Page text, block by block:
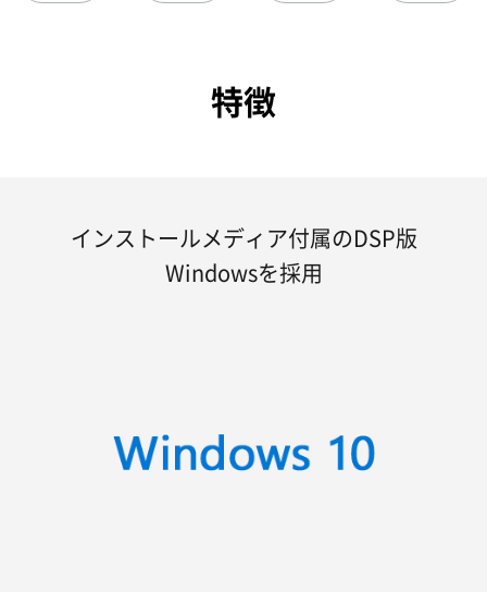
特徴
インストールメディア付属のDSP版
Windowsを採用